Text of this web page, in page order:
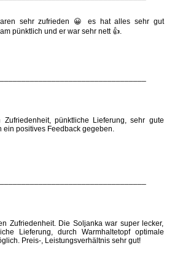
sehr zufrieden 😀 es hat alles sehr gut
pünktlich und er war sehr nett 👍.
pünktliche Lieferung, sehr gute
ein positives Feedback gegeben.
Zufriedenheit. Die Soljanka war super lecker,
Lieferung, durch Warmhaltetopf optimale
Preis-, Leistungsverhältnis sehr gut!